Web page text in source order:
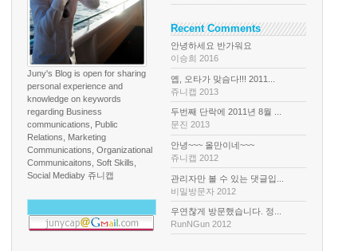
Juny's Blog is open for sharing
personal experience and
knowledge on keywords
regarding Business
communications, Public
Relations, Marketing
Communications, Organizational
Communicaitons, Soft Skills,
Social Mediaby 쥬니캡
Recent Comments
안녕하세요 반가워요
이승희 2016
옙, 오타가 맞슴다!!! 2011...
쥬니캡 2013
두번째 단락에 2011년 8월 ...
문진 2013
안녕~~~ 올만이네~~~
쥬니캡 2012
관리자만 볼 수 있는 댓글입...
비밀방문자 2012
우연찮게 방문했습니다. 정...
RunNGun 2012